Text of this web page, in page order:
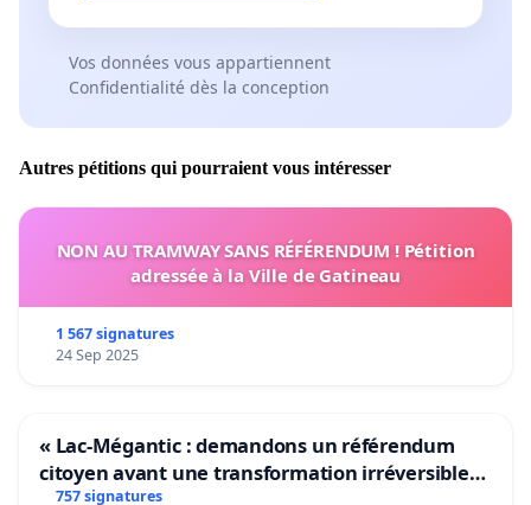
Vos données vous appartiennent
Confidentialité dès la conception
Autres pétitions qui pourraient vous intéresser
NON AU TRAMWAY SANS RÉFÉRENDUM ! Pétition
adressée à la Ville de Gatineau
1 567 signatures
24 Sep 2025
« Lac-Mégantic : demandons un référendum
citoyen avant une transformation irréversible
de notre territoire »
757 signatures